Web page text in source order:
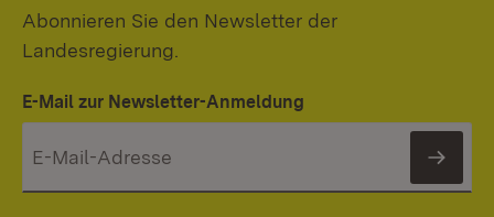
Abonnieren Sie den Newsletter der
Landesregierung.
E-Mail zur Newsletter-Anmeldung